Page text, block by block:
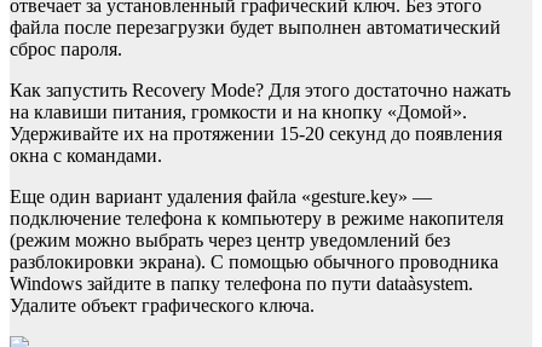
отвечает за установленный графический ключ. Без этого
файла после перезагрузки будет выполнен автоматический
сброс пароля.
Как запустить Recovery Mode? Для этого достаточно нажать
на клавиши питания, громкости и на кнопку «Домой».
Удерживайте их на протяжении 15-20 секунд до появления
окна с командами.
Еще один вариант удаления файла «gesture.key» —
подключение телефона к компьютеру в режиме накопителя
(режим можно выбрать через центр уведомлений без
разблокировки экрана). С помощью обычного проводника
Windows зайдите в папку телефона по пути dataàsystem.
Удалите объект графического ключа.